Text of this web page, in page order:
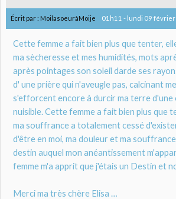
Écrit par : MoilasoeuràMoije 01h11 - lundi 09 février
Cette femme a fait bien plus que tenter,
ma sècheresse et mes humidités, mots
après pointages son soleil darde ses
d' une prière qui n'aveugle pas, calcinant
s'efforcent encore à durcir ma terre d'une
nuisible. Cette femme a fait bien plus que
ma souffrance a totalement cessé
d'être en moi, ma douleur et ma
destin auquel mon anéantissement
femme m'a apprit que j'étais un Destin et
Merci ma très chère Elisa …